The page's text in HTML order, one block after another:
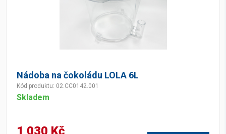
Nádoba na čokoládu LOLA 6L
Kód produktu: 02.CC0142.001
Skladem
1 030 Kč